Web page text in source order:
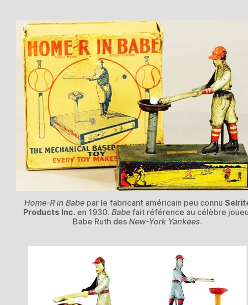
Home-R in Babepar le fabricant américain peu connu
Products Inc.en 1930. Babe fait référence au célèbre
Babe Ruth des New-York Yankees.